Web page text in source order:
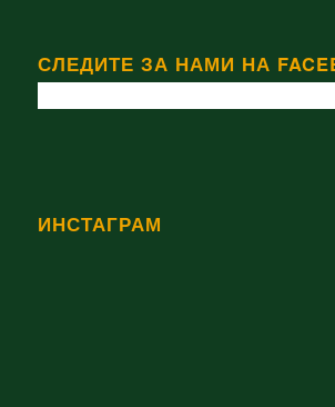
СЛЕДИТЕ ЗА НАМИ НА
ИНСТАГРАМ